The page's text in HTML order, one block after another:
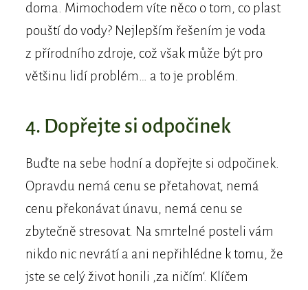
doma. Mimochodem víte něco o tom, co plast
pouští do vody? Nejlepším řešením je voda
z přírodního zdroje, což však může být pro
většinu lidí problém… a to je problém.
4. Dopřejte si odpočinek
Buďte na sebe hodní a dopřejte si odpočinek.
Opravdu nemá cenu se přetahovat, nemá
cenu překonávat únavu, nemá cenu se
zbytečně stresovat. Na smrtelné posteli vám
nikdo nic nevrátí a ani nepřihlédne k tomu, že
jste se celý život honili ‚za ničím‘. Klíčem